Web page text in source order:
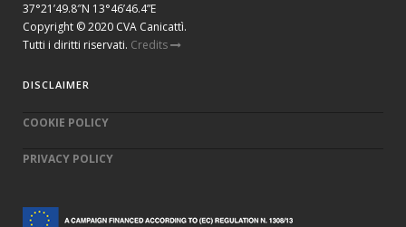
37°21’49.8″N 13°46’46.4”E
Copyright © 2020 CVA Canicattì.
Tutti i diritti riservati. Credits
DISCLAIMER
COOKIE POLICY
PRIVACY POLICY